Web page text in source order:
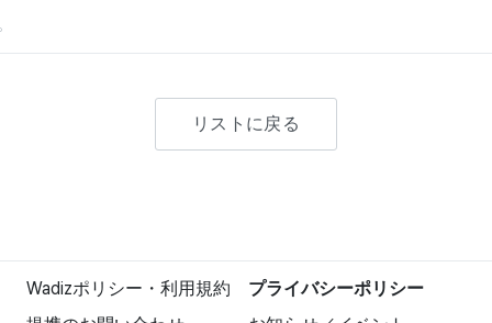
リストに戻る
Wadizポリシー・利用規約
プライバシーポリシー